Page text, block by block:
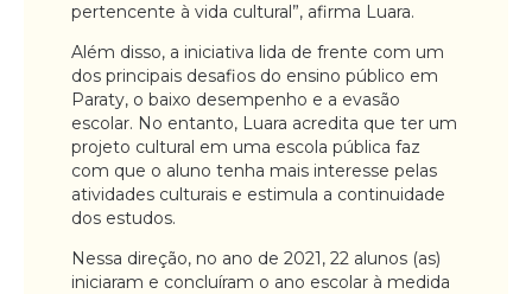
pertencente à vida cultural”, afirma Luara.
Além disso, a iniciativa lida de frente com um
dos principais desafios do ensino público em
Paraty, o baixo desempenho e a evasão
escolar. No entanto, Luara acredita que ter um
projeto cultural em uma escola pública faz
com que o aluno tenha mais interesse pelas
atividades culturais e estimula a continuidade
dos estudos.
Nessa direção, no ano de 2021, 22 alunos (as)
iniciaram e concluíram o ano escolar à medida